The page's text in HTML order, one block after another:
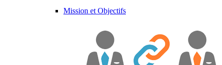
Mission et Objectifs